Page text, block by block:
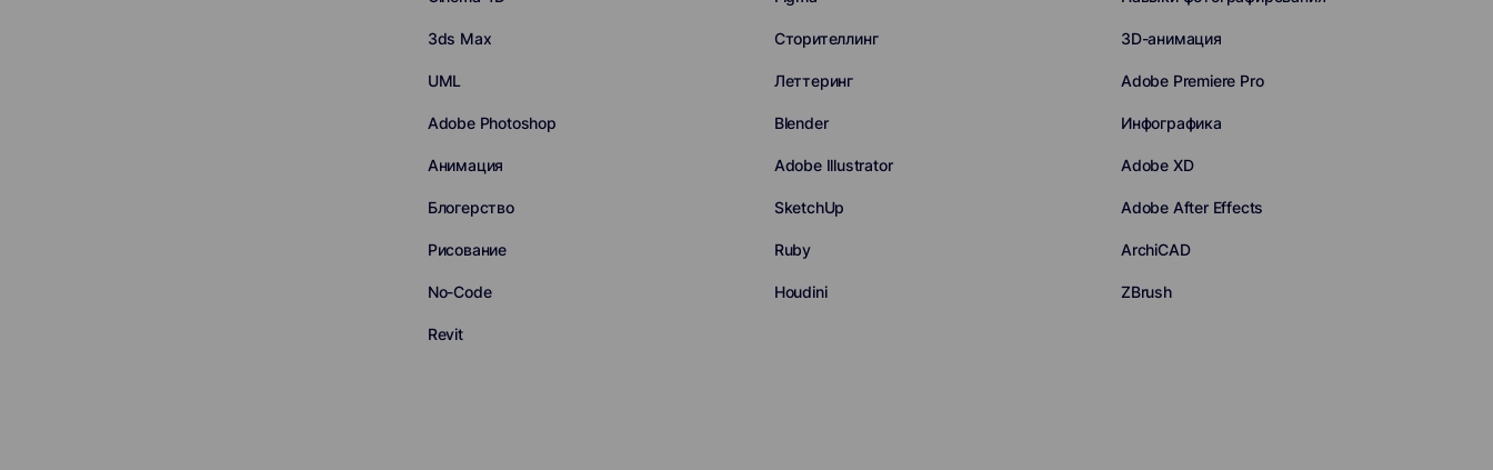
3ds Max Сторителлинг 3D-анимация
UML Леттеринг Adobe Premiere Pro
Adobe Photoshop Blender Инфографика
Анимация Adobe Illustrator Adobe XD
Блогерство SketchUp Adobe After Effects
Рисование Ruby ArchiCAD
No-Code Houdini ZBrush
Revit